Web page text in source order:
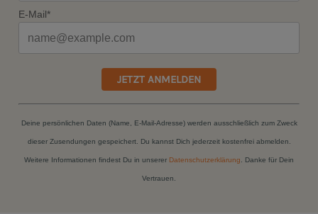
E-Mail*
JETZT ANMELDEN
Deine persönlichen Daten (Name, E-Mail-Adresse) werden ausschließlich zum Zweck
dieser Zusendungen gespeichert. Du kannst Dich jederzeit kostenfrei abmelden.
Weitere Informationen findest Du in unserer Datenschutzerklärung. Danke für Dein
Vertrauen.